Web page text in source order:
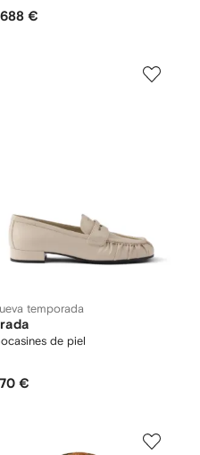
€
temporada
de piel
€